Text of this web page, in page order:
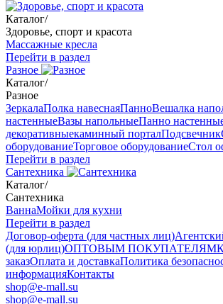
Каталог/
Здоровье, спорт и красота
Массажные кресла
Перейти в раздел
Разное
Каталог/
Разное
ЗеркалаПолка навеснаяПанноВешалка
настенныеВазы напольныеПанно
декоративныекаминный порталПодсвечник
оборудованиеТорговое оборудованиеСтол
Перейти в раздел
Сантехника
Каталог/
Сантехника
ВаннаМойки для кухни
Перейти в раздел
Договор-оферта (для частных лиц)
(для юрлиц)ОПТОВЫМ ПОКУПАТЕЛЯМ
заказОплата и доставкаПолитика
информацияКонтакты
shop@e-mall.su
shop@e-mall.su